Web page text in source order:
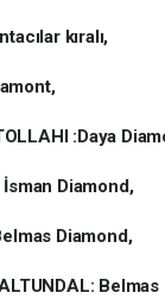
kıralı,
:Daya
Diamond,
Diamond,